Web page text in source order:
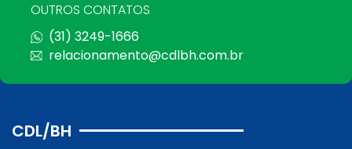
OUTROS CONTATOS
(31) 3249-1666
relacionamento@cdlbh.com.br
CDL/BH